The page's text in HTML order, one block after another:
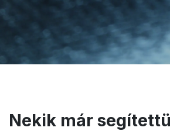
Nekik már